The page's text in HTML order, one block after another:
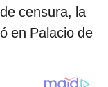
censura, la
en Palacio de